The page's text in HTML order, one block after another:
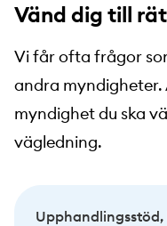
Vänd dig till
Vi får ofta frågor
andra myndigheter.
myndighet du ska
vägledning.